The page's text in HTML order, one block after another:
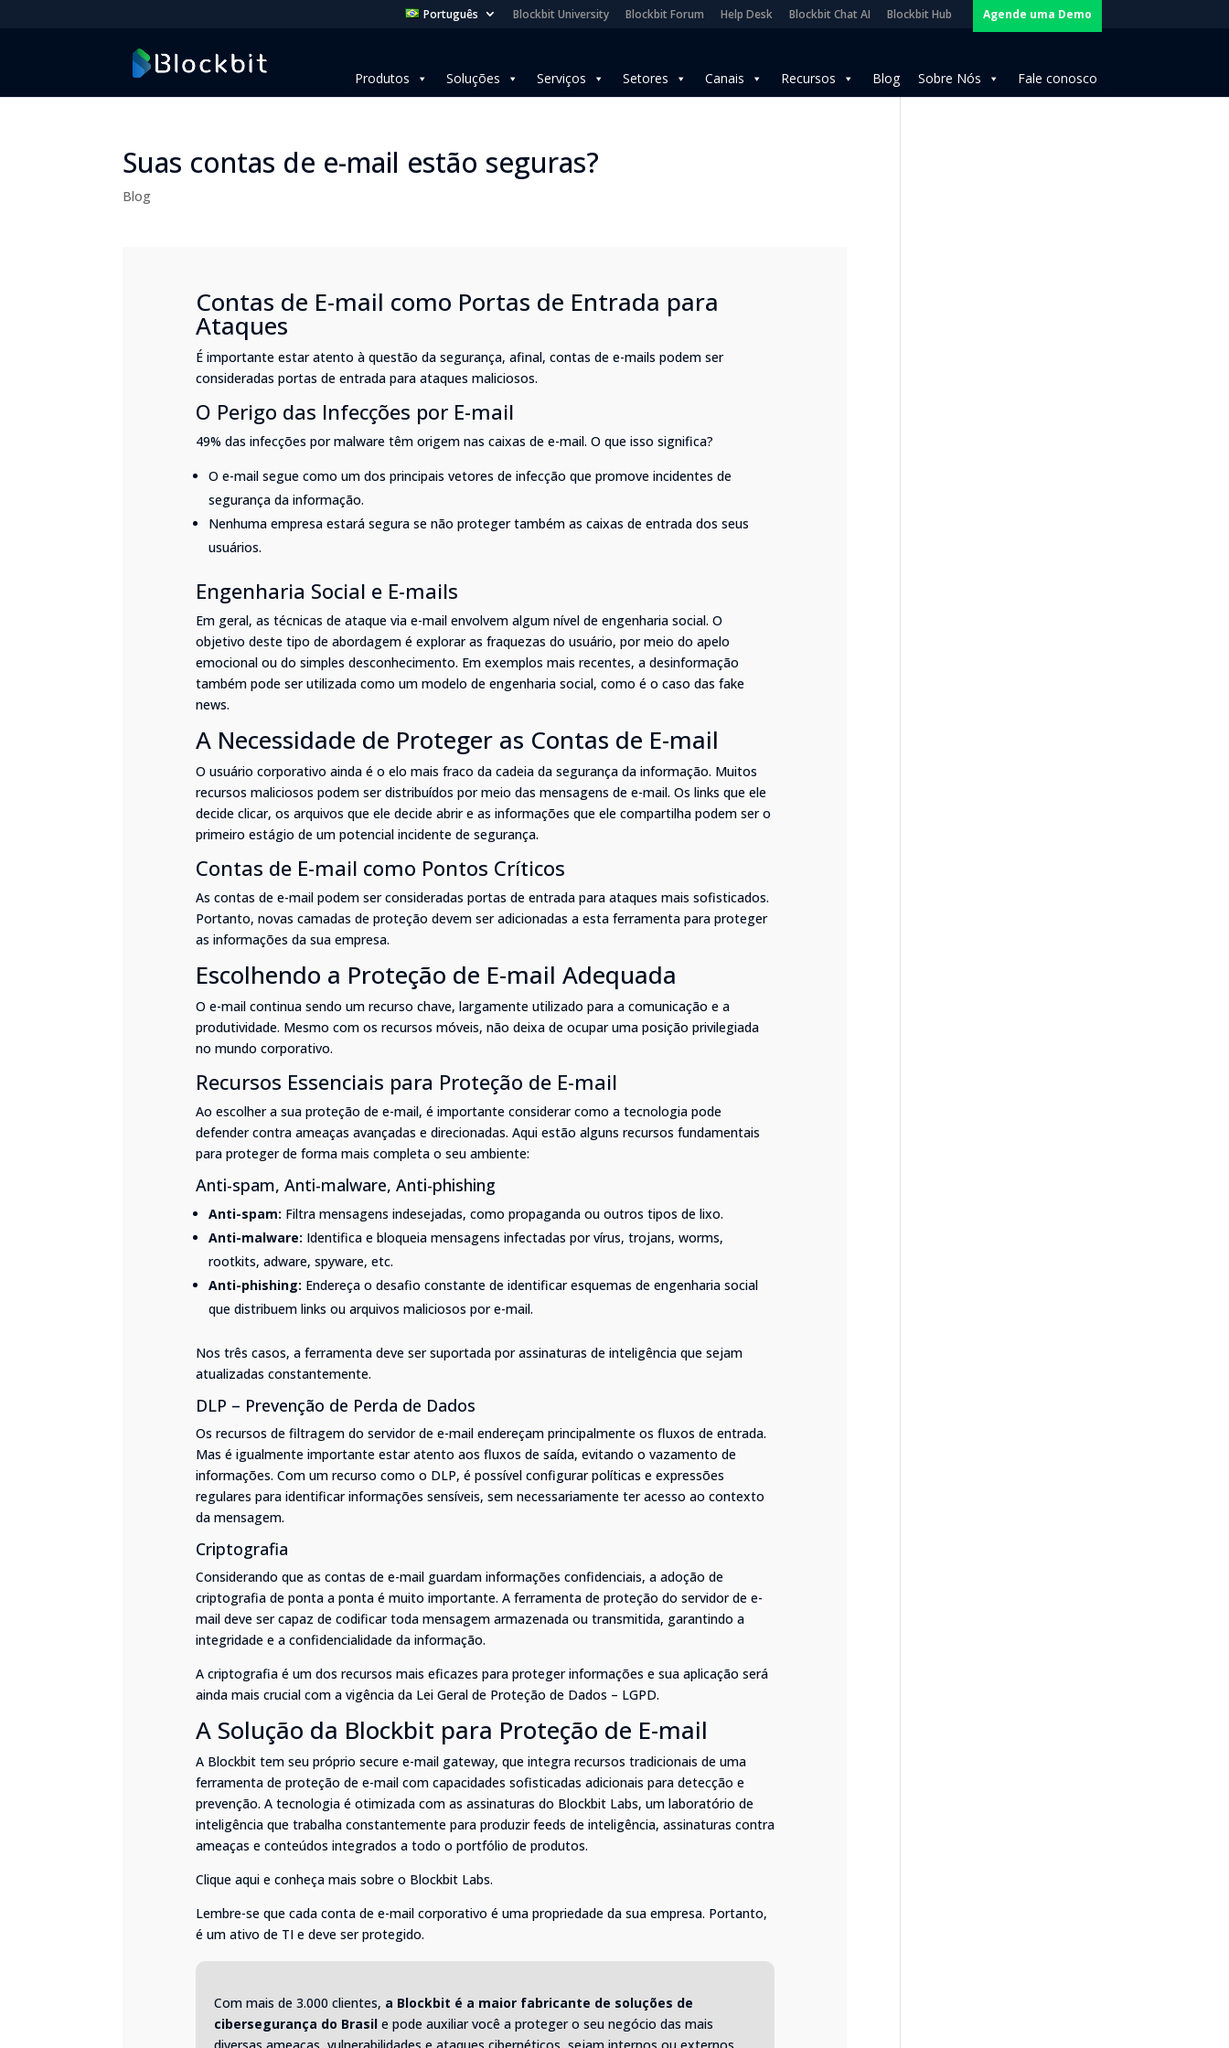
Português Blockbit University Blockbit Forum Help Desk Blockbit Chat AI Blockbit Hub Agende uma Demo
Produtos Soluções Serviços Setores Canais Recursos Blog Sobre Nós Fale conosco
Suas contas de e-mail estão seguras?
Blog
Contas de E-mail como Portas de Entrada para
Ataques
É importante estar atento à questão da segurança, afinal, contas de e-mails podem ser
consideradas portas de entrada para ataques maliciosos.
O Perigo das Infecções por E-mail
49% das infecções por malware têm origem nas caixas de e-mail. O que isso significa?
O e-mail segue como um dos principais vetores de infecção que promove incidentes de
segurança da informação.
Nenhuma empresa estará segura se não proteger também as caixas de entrada dos seus
usuários.
Engenharia Social e E-mails
Em geral, as técnicas de ataque via e-mail envolvem algum nível de engenharia social. O
objetivo deste tipo de abordagem é explorar as fraquezas do usuário, por meio do apelo
emocional ou do simples desconhecimento. Em exemplos mais recentes, a desinformação
também pode ser utilizada como um modelo de engenharia social, como é o caso das fake
news.
A Necessidade de Proteger as Contas de E-mail
O usuário corporativo ainda é o elo mais fraco da cadeia da segurança da informação. Muitos
recursos maliciosos podem ser distribuídos por meio das mensagens de e-mail. Os links que ele
decide clicar, os arquivos que ele decide abrir e as informações que ele compartilha podem ser o
primeiro estágio de um potencial incidente de segurança.
Contas de E-mail como Pontos Críticos
As contas de e-mail podem ser consideradas portas de entrada para ataques mais sofisticados.
Portanto, novas camadas de proteção devem ser adicionadas a esta ferramenta para proteger
as informações da sua empresa.
Escolhendo a Proteção de E-mail Adequada
O e-mail continua sendo um recurso chave, largamente utilizado para a comunicação e a
produtividade. Mesmo com os recursos móveis, não deixa de ocupar uma posição privilegiada
no mundo corporativo.
Recursos Essenciais para Proteção de E-mail
Ao escolher a sua proteção de e-mail, é importante considerar como a tecnologia pode
defender contra ameaças avançadas e direcionadas. Aqui estão alguns recursos fundamentais
para proteger de forma mais completa o seu ambiente:
Anti-spam, Anti-malware, Anti-phishing
Anti-spam: Filtra mensagens indesejadas, como propaganda ou outros tipos de lixo.
Anti-malware: Identifica e bloqueia mensagens infectadas por vírus, trojans, worms,
rootkits, adware, spyware, etc.
Anti-phishing: Endereça o desafio constante de identificar esquemas de engenharia social
que distribuem links ou arquivos maliciosos por e-mail.
Nos três casos, a ferramenta deve ser suportada por assinaturas de inteligência que sejam
atualizadas constantemente.
DLP – Prevenção de Perda de Dados
Os recursos de filtragem do servidor de e-mail endereçam principalmente os fluxos de entrada.
Mas é igualmente importante estar atento aos fluxos de saída, evitando o vazamento de
informações. Com um recurso como o DLP, é possível configurar políticas e expressões
regulares para identificar informações sensíveis, sem necessariamente ter acesso ao contexto
da mensagem.
Criptografia
Considerando que as contas de e-mail guardam informações confidenciais, a adoção de
criptografia de ponta a ponta é muito importante. A ferramenta de proteção do servidor de e-
mail deve ser capaz de codificar toda mensagem armazenada ou transmitida, garantindo a
integridade e a confidencialidade da informação.
A criptografia é um dos recursos mais eficazes para proteger informações e sua aplicação será
ainda mais crucial com a vigência da Lei Geral de Proteção de Dados – LGPD.
A Solução da Blockbit para Proteção de E-mail
A Blockbit tem seu próprio secure e-mail gateway, que integra recursos tradicionais de uma
ferramenta de proteção de e-mail com capacidades sofisticadas adicionais para detecção e
prevenção. A tecnologia é otimizada com as assinaturas do Blockbit Labs, um laboratório de
inteligência que trabalha constantemente para produzir feeds de inteligência, assinaturas contra
ameaças e conteúdos integrados a todo o portfólio de produtos.
Clique aqui e conheça mais sobre o Blockbit Labs.
Lembre-se que cada conta de e-mail corporativo é uma propriedade da sua empresa. Portanto,
é um ativo de TI e deve ser protegido.
Com mais de 3.000 clientes, a Blockbit é a maior fabricante de soluções de
cibersegurança do Brasile pode auxiliar você a proteger o seu negócio das mais